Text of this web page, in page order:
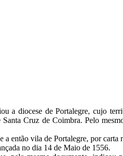
diocese de Portalegre, cujo
Cruz de Coimbra. Pelo
então vila de Portalegre, por carta
no dia 14 de Maio de 1556.